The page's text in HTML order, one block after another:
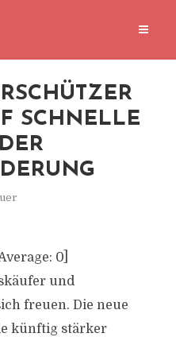
SCHNELLE
0]
und
freuen. Die neue
künftig stärker